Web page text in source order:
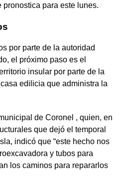
pronostica para este lunes.
por parte de la autoridad
el próximo paso es el
insular por parte de la
edilicia que administra la
de Coronel , quien, en
que dejó el temporal
indicó que “este hecho nos
y tubos para
los caminos para repararlos